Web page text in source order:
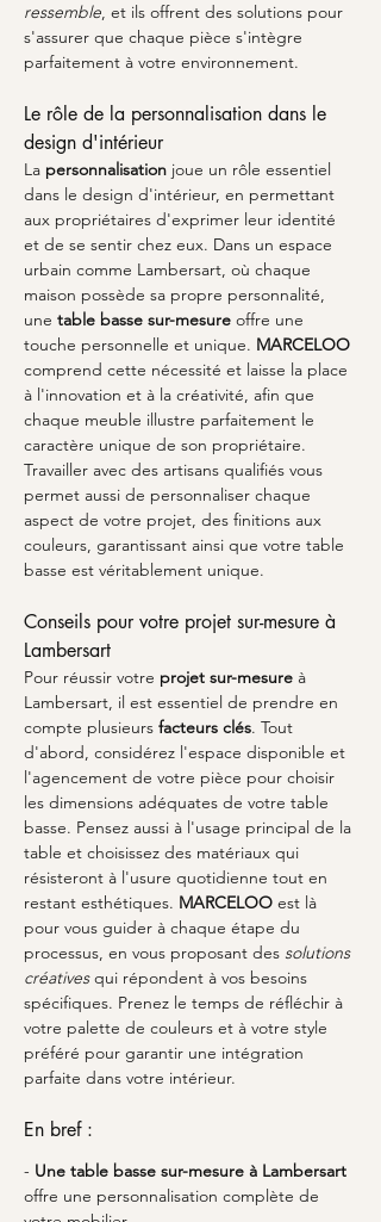
ressemble, et ils offrent des solutions pour
s'assurer que chaque pièce s'intègre
parfaitement à votre environnement.
Le rôle de la personnalisation dans le
design d'intérieur
La personnalisation joue un rôle essentiel
dans le design d'intérieur, en permettant
aux propriétaires d'exprimer leur identité
et de se sentir chez eux. Dans un espace
urbain comme Lambersart, où chaque
maison possède sa propre personnalité,
une table basse sur-mesure offre une
touche personnelle et unique. MARCELOO
comprend cette nécessité et laisse la place
à l'innovation et à la créativité, afin que
chaque meuble illustre parfaitement le
caractère unique de son propriétaire.
Travailler avec des artisans qualifiés vous
permet aussi de personnaliser chaque
aspect de votre projet, des finitions aux
couleurs, garantissant ainsi que votre table
basse est véritablement unique.
Conseils pour votre projet sur-mesure à
Lambersart
Pour réussir votre projet sur-mesure à
Lambersart, il est essentiel de prendre en
compte plusieurs facteurs clés. Tout
d'abord, considérez l'espace disponible et
l'agencement de votre pièce pour choisir
les dimensions adéquates de votre table
basse. Pensez aussi à l'usage principal de la
table et choisissez des matériaux qui
résisteront à l'usure quotidienne tout en
restant esthétiques. MARCELOO est là
pour vous guider à chaque étape du
processus, en vous proposant des solutions
créatives qui répondent à vos besoins
spécifiques. Prenez le temps de réfléchir à
votre palette de couleurs et à votre style
préféré pour garantir une intégration
parfaite dans votre intérieur.
En bref :
- Une table basse sur-mesure à Lambersart
offre une personnalisation complète de